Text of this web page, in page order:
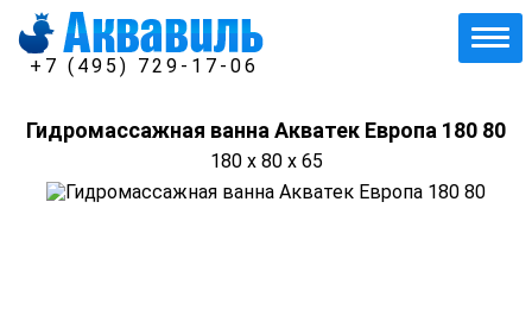
+7 (495) 729-17-06
Гидромассажная ванна Акватек Европа 180 80
180 x 80 x 65